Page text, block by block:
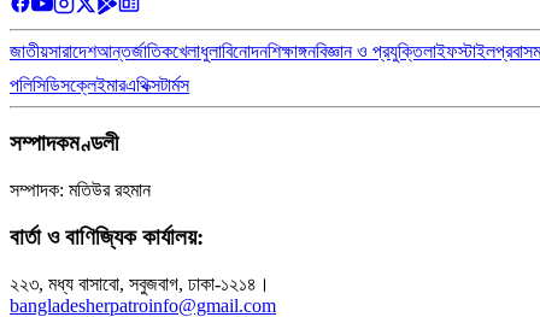
জাতীয়সারাদেশআন্তর্জাতিকখেলাধুলাবিনোদনশিক্ষাঙ্গনবিজ্ঞান ও প্রযুক্তিলাইফস্টাইলপ্রবাস
পলিসিডিসক্লেইমারএথিক্সটার্মস
সম্পাদকমণ্ডলী
সম্পাদক: মতিউর রহমান
বার্তা ও বাণিজ্যিক কার্যালয়:
২২৩, মধ্য বাসাবো, সবুজবাগ, ঢাকা-১২১৪।
bangladesherpatroinfo@gmail.com